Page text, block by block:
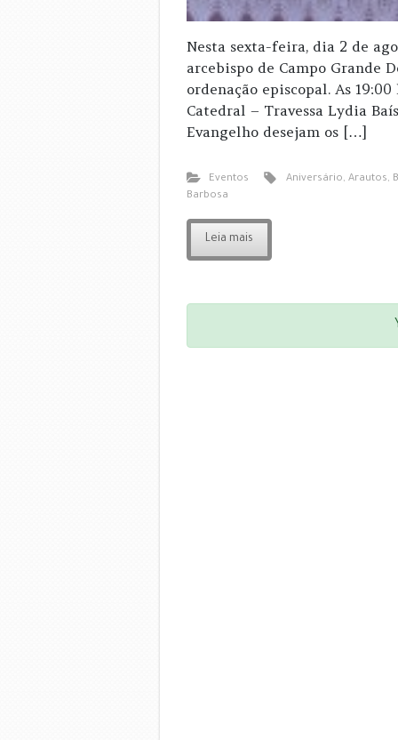
Nesta sexta-feira, dia 2 de
arcebispo de Campo Grande
ordenação episcopal. As
Catedral – Travessa Lydia
Evangelho desejam os […]
Eventos Aniversário, Arautos,
Barbosa
Leia mais